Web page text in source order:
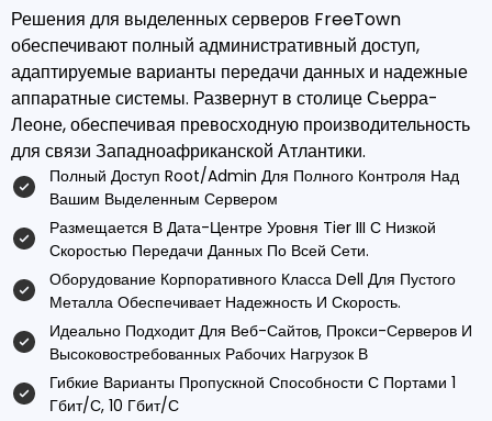
Решения для выделенных серверов FreeTown
обеспечивают полный административный доступ,
адаптируемые варианты передачи данных и надежные
аппаратные системы. Развернут в столице Сьерра-
Леоне, обеспечивая превосходную производительность
для связи Западноафриканской Атлантики.
Полный Доступ Root/admin Для Полного Контроля Над
Вашим Выделенным Сервером
Размещается В Дата-Центре Уровня Tier III С Низкой
Скоростью Передачи Данных По Всей Сети.
Оборудование Корпоративного Класса Dell Для Пустого
Металла Обеспечивает Надежность И Скорость.
Идеально Подходит Для Веб-Сайтов, Прокси-Серверов И
Высоковостребованных Рабочих Нагрузок В
Гибкие Варианты Пропускной Способности С Портами 1
Гбит/с, 10 Гбит/с